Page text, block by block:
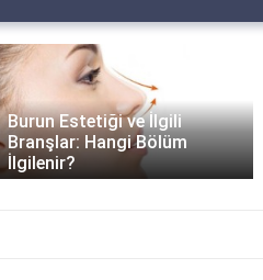
Burun Estetiği ve İlgili
Branşlar: Hangi Bölüm
İlgilenir?